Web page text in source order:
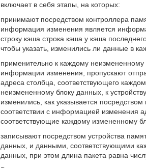
включает в себя этапы, на которых:
принимают посредством контроллера
информация изменения является
строку кэша строка кэша у кэша
чтобы указать, изменились ли данные в
применительно к каждому неизмененному
информации изменения, пропускают
адреса столбца, соответствующего
неизмененному блоку данных, к
изменились, как указывается
соответствии с информацией изменения
соответствующие каждому измененному
записывают посредством устройства
данных, и данными, соответствующими
данных, при этом длина пакета равна